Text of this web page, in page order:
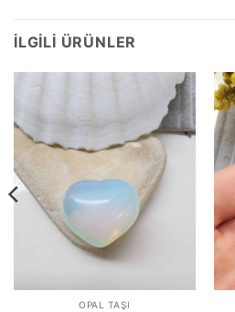
İLGILI ÜRÜNLER
OPAL TAŞI